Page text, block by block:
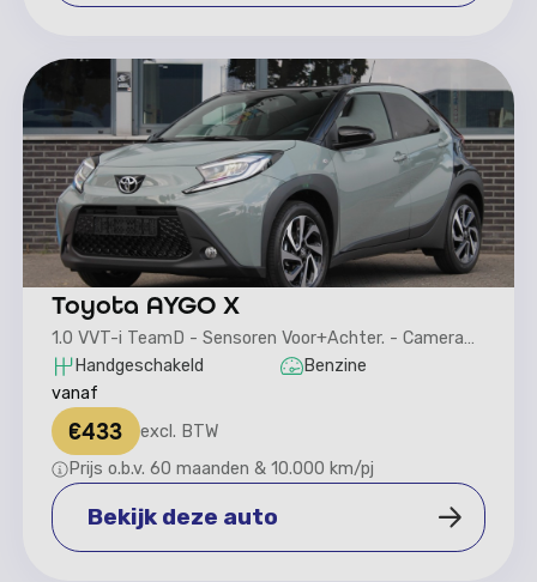
Toyota AYGO X
1.0 VVT-i TeamD - Sensoren Voor+Achter. - Camera
achterHandgeschakeld
Benzine
vanaf
€433
excl. BTW
Prijs o.b.v. 60 maanden & 10.000 km/pj
Bekijk deze auto